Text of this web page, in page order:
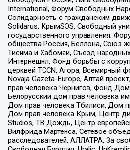
International, Форум Свободных
Солидарность с гражданским
Solidarus, КрымSOS, Свободный
государственного управления,
общества Россия, Беллона, Союз
Тисима и Хабомаи, Съезд
Интернешнл, Фонд борьбы с
церквей TCCN, Агора, Всемирный
Novaja Gazeta-Europe, Алтай
прав человека Чернигов, Фонд
Белорусский дом прав человека
Дом прав человека Тбилиси, Дом
Дом прав человека Крым, Центр
Studios, ТВ Дождь, Центр
Вилфрида Мартенса, Сетевое
расследователей, АЛЛАТРА, За